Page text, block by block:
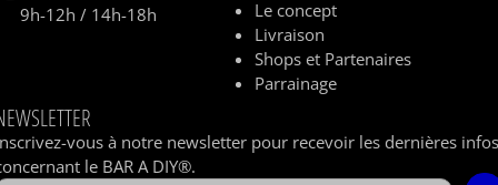
9h-12h / 14h-18h
Le concept
Livraison
Shops et Partenaires
Parrainage
vous à notre newsletter pour recevoir les dernières
le BAR A DIY®.